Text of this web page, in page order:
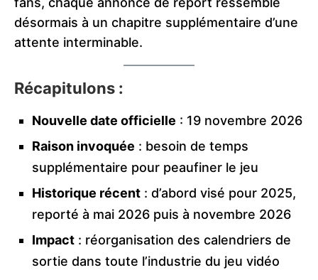
désormais à un chapitre supplémentaire d’une
attente interminable.
Récapitulons :
Nouvelle date officielle : 19 novembre 2026
Raison invoquée : besoin de temps
supplémentaire pour peaufiner le jeu
Historique récent : d’abord visé pour 2025,
reporté à mai 2026 puis à novembre 2026
Impact : réorganisation des calendriers de
sortie dans toute l’industrie du jeu vidéo